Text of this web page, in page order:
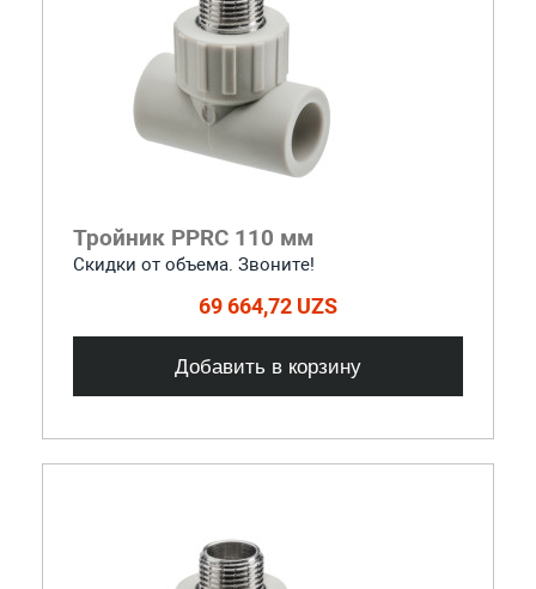
Тройник PPRC 110 мм
Скидки от объема. Звоните!
69 664,72 UZS
Добавить в корзину